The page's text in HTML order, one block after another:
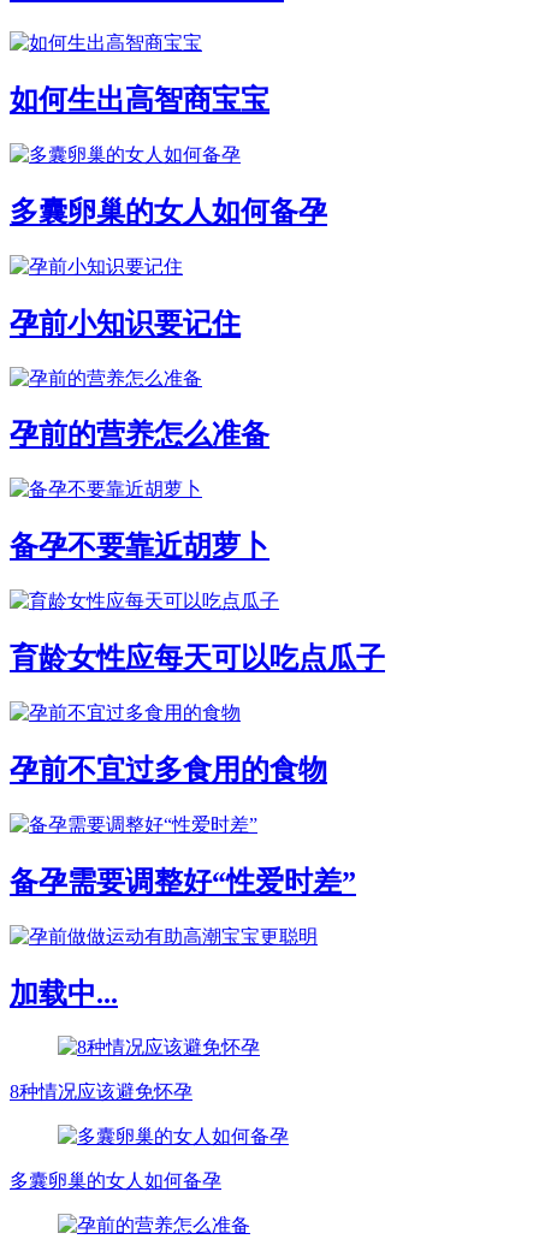
如何生出高智商宝宝
多囊卵巢的女人如何备孕
孕前小知识要记住
孕前的营养怎么准备
备孕不要靠近胡萝卜
育龄女性应每天可以吃点瓜子
孕前不宜过多食用的食物
备孕需要调整好“性爱时差”
加载中...
8种情况应该避免怀孕
多囊卵巢的女人如何备孕